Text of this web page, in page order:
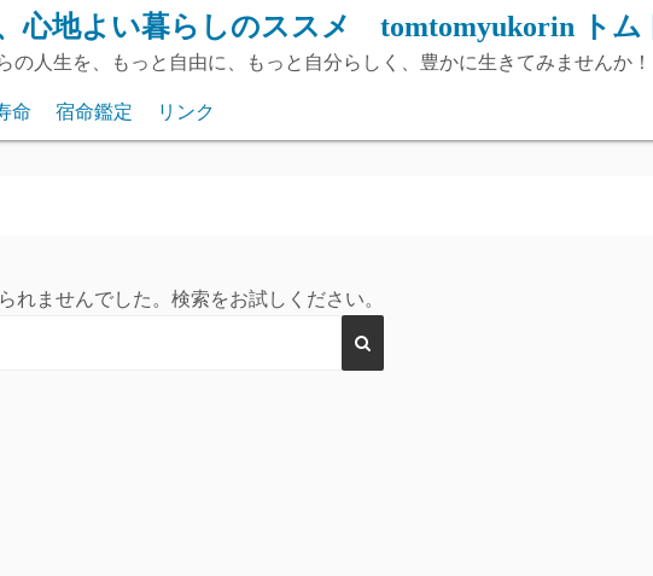
心地よい暮らしのススメ tomtomyukorin トム
の人生を、もっと自由に、もっと自分らしく、豊かに生きてみませんか！
命 宿命鑑定 リンク
れませんでした。検索をお試しください。